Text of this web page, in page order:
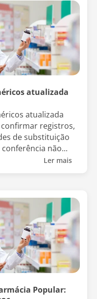
atualizada
atualizada
registros,
de substituição
não...
Ler mais
Popular: